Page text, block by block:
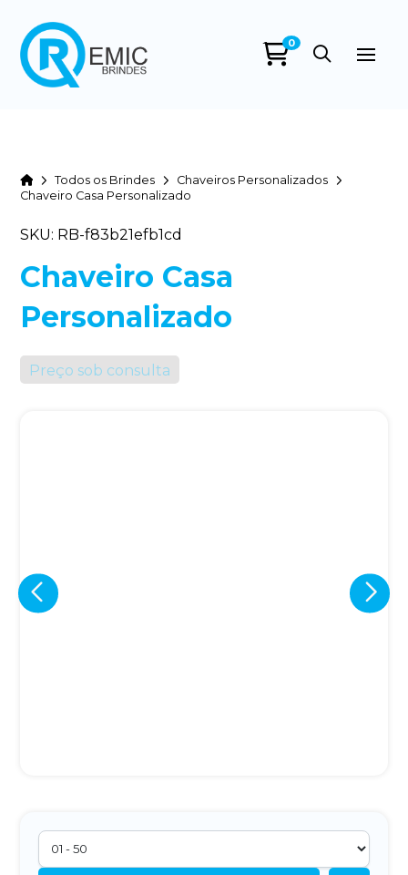
0
HomeTodos os Brindes
Chaveiros Personalizados
Chaveiro Casa Personalizado
SKU: RB-f83b21efb1cd
Chaveiro Casa
Personalizado
Preço sob consulta